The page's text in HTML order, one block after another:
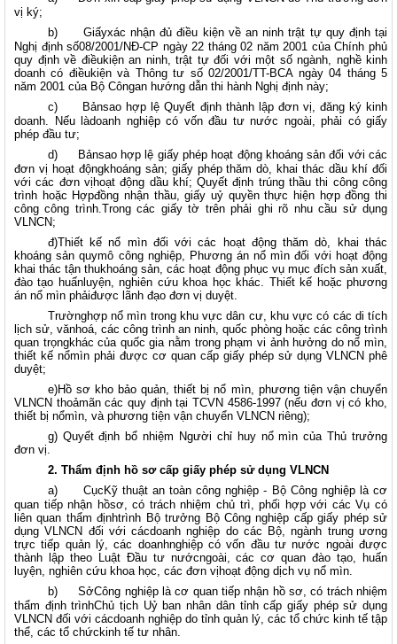
vị ký;
b)
Giấyxác nhận đủ điều kiện về an ninh trật tự quy định tại
Nghị định số08/2001/NĐ-CP ngày 22 tháng 02 năm 2001 của Chính phủ
quy định về điềukiện an ninh, trật tự đối với một số ngành, nghề kinh
doanh có điềukiện và Thông tư số 02/2001/TT-BCA ngày 04 tháng 5
năm 2001 của Bộ Côngan hướng dẫn thi hành Nghị định này;
c)
Bảnsao hợp lệ Quyết định thành lập đơn vị, đăng ký kinh
doanh. Nếu làdoanh nghiệp có vốn đầu tư nước ngoài, phải có giấy
phép đầu tư;
d)
Bảnsao hợp lệ giấy phép hoạt động khoáng sản đối với các
đơn vị hoạt độngkhoáng sản; giấy phép thăm dò, khai thác dầu khí đối
với các đơn vịhoạt động dầu khí; Quyết định trúng thầu thi công công
trình hoặc Hợpđồng nhận thầu, giấy uỷ quyền thực hiện hợp đồng thi
công công trình.Trong các giấy tờ trên phải ghi rõ nhu cầu sử dụng
VLNCN;
đ)Thiết kế nổ mìn đối với các hoạt động thăm dò, khai thác
khoáng sản quymô công nghiệp, Phương án nổ mìn đối với hoạt động
khai thác tận thukhoáng sản, các hoạt động phục vụ mục đích sản xuất,
đào tạo huấnluyện, nghiên cứu khoa học khác. Thiết kế hoặc phương
án nổ mìn phảiđược lãnh đạo đơn vị duyệt.
Trườnghợp nổ mìn trong khu vực dân cư, khu vực có các di tích
lịch sử, vănhoá, các công trình an ninh, quốc phòng hoặc các công trình
quan trọngkhác của quốc gia nằm trong phạm vi ảnh hưởng do nổ mìn,
thiết kế nổmìn phải được cơ quan cấp giấy phép sử dụng VLNCN phê
duyệt;
e)Hồ sơ kho bảo quản, thiết bị nổ mìn, phương tiện vận chuyển
VLNCN thoảmãn các quy định tại TCVN 4586-1997 (nếu đơn vị có kho,
thiết bị nổmìn, và phương tiện vận chuyển VLNCN riêng);
g) Quyết định bổ nhiệm Người chỉ huy nổ mìn của Thủ trưởng
đơn vị.
2. Thẩm định hồ sơ cấp giấy phép sử dụng VLNCN
a)
CụcKỹ thuật an toàn công nghiệp - Bộ Công nghiệp là cơ
quan tiếp nhận hồsơ, có trách nhiệm chủ trì, phối hợp với các Vụ có
liên quan thẩm địnhtrình Bộ trưởng Bộ Công nghiệp cấp giấy phép sử
dụng VLNCN đối với cácdoanh nghiệp do các Bộ, ngành trung ương
trực tiếp quản lý, các doanhnghiệp có vốn đầu tư nước ngoài được
thành lập theo Luật Đầu tư nướcngoài, các cơ quan đào tạo, huấn
luyện, nghiên cứu khoa học, các đơn vịhoạt động dịch vụ nổ mìn.
b)
SởCông nghiệp là cơ quan tiếp nhận hồ sơ, có trách nhiệm
thẩm định trìnhChủ tịch Uỷ ban nhân dân tỉnh cấp giấy phép sử dụng
VLNCN đối với cácdoanh nghiệp do tỉnh quản lý, các tổ chức kinh tế tập
thể, các tổ chứckinh tế tư nhân.